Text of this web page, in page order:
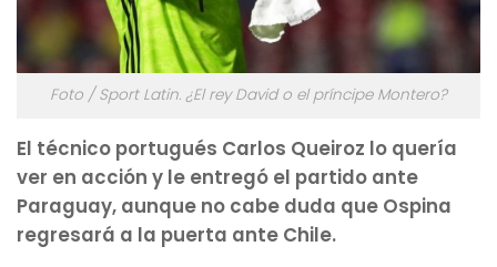
Foto / Sport Latin. ¿El rey David o el príncipe Montero?
El técnico portugués Carlos Queiroz lo quería
ver en acción y le entregó el partido ante
Paraguay, aunque no cabe duda que Ospina
regresará a la puerta ante Chile.